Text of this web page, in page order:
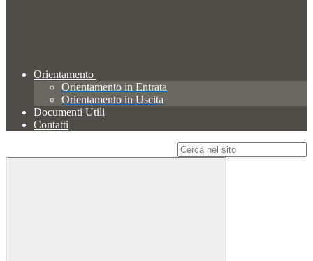
Orientamento
Orientamento in Entrata
Orientamento in Uscita
Documenti Utili
Contatti